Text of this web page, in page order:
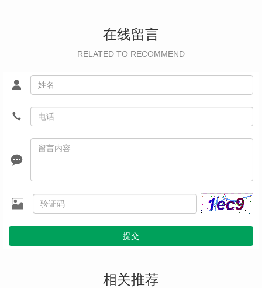
在线留言
RELATED TO RECOMMEND
提交
相关推荐